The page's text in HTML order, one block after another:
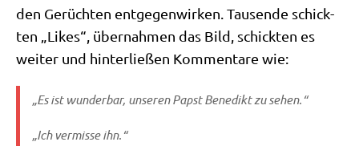
den Gerüch­ten ent­ge­gen­wir­ken. Tau­sen­de schick­
ten „Likes“, über­nah­men das Bild, schick­ten es
wei­ter und hin­ter­lie­ßen Kom­men­ta­re wie:
„Es ist wun­der­bar, unse­ren Papst Bene­dikt zu sehen.“
„Ich ver­mis­se ihn.“